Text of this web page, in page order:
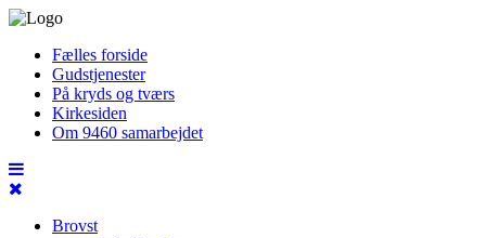
Fælles forside
Gudstjenester
På kryds og tværs
Kirkesiden
Om 9460 samarbejdet
Brovst